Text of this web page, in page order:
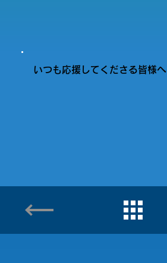
いつも応援してくださる皆様へ